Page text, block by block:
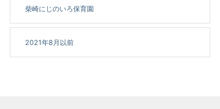
柴崎にじのいろ保育園
2021年8月以前